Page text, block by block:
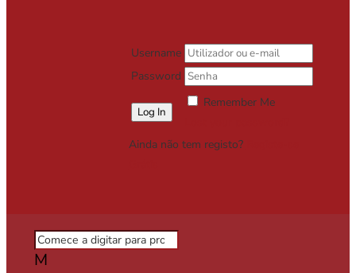
Username
Password
Remember Me
Ainda não tem registo?
M